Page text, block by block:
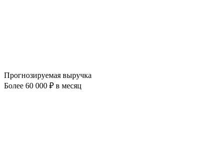
Прогнозируемая выручка
Более 60 000 ₽ в месяц